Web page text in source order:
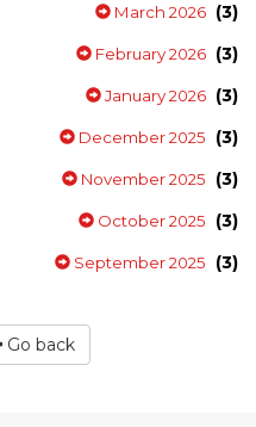
March 2026 (3)
February 2026 (3)
January 2026 (3)
December 2025 (3)
November 2025 (3)
October 2025 (3)
September 2025 (3)
Go back